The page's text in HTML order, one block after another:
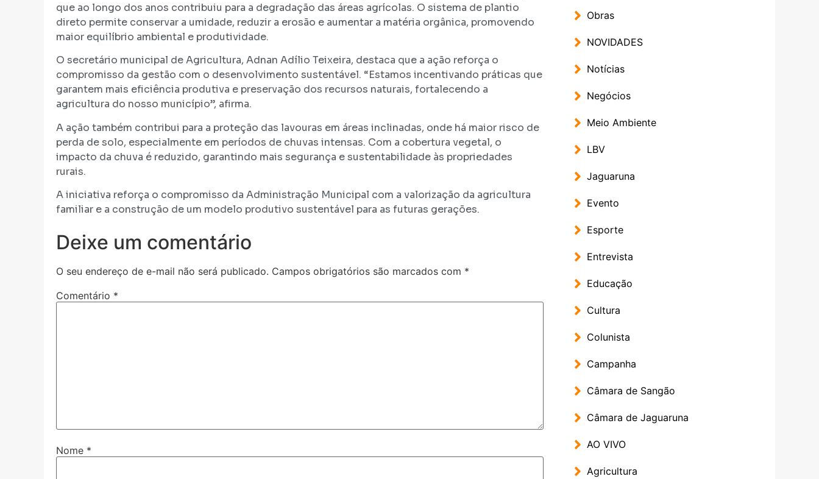
que ao longo dos anos contribuiu para a degradação das áreas agrícolas. O sistema de plantio
direto permite conservar a umidade, reduzir a erosão e aumentar a matéria orgânica, promovendo
maior equilíbrio ambiental e produtividade.
O secretário municipal de Agricultura, Adnan Adílio Teixeira, destaca que a ação reforça o
compromisso da gestão com o desenvolvimento sustentável. “Estamos incentivando práticas que
garantem mais eficiência produtiva e preservação dos recursos naturais, fortalecendo a
agricultura do nosso município”, afirma.
A ação também contribui para a proteção das lavouras em áreas inclinadas, onde há maior risco de
perda de solo, especialmente em períodos de chuvas intensas. Com a cobertura vegetal, o
impacto da chuva é reduzido, garantindo mais segurança e sustentabilidade às propriedades
rurais.
A iniciativa reforça o compromisso da Administração Municipal com a valorização da agricultura
familiar e a construção de um modelo produtivo sustentável para as futuras gerações.
Deixe um comentário
O seu endereço de e-mail não será publicado. Campos obrigatórios são marcados com *
Comentário *
Nome *
Obras
NOVIDADES
Notícias
Negócios
Meio Ambiente
LBV
Jaguaruna
Evento
Esporte
Entrevista
Educação
Cultura
Colunista
Campanha
Câmara de Sangão
Câmara de Jaguaruna
AO VIVO
Agricultura